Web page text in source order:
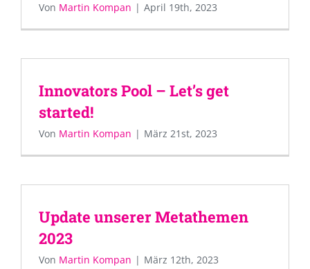
Von Martin Kompan | April 19th, 2023
Innovators Pool – Let’s get
started!
Von Martin Kompan | März 21st, 2023
Update unserer Metathemen
2023
Von Martin Kompan | März 12th, 2023